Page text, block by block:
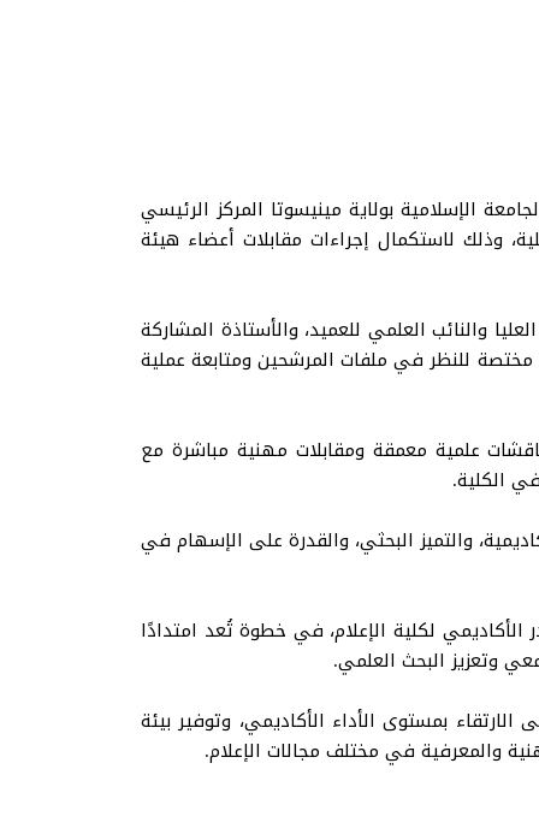
الإسلامية بولاية مينيسوتا المركز الرئيسي
عميد الكلية، وذلك لاستكمال إجراءات مقابلات أعضاء هيئة
والنائب العلمي للعميد، والأستاذة المشاركة
مختصة للنظر في ملفات المرشحين ومتابعة عملية
علمية معمقة ومقابلات مهنية مباشرة مع
الكلية.
والتميز البحثي، والقدرة على الإسهام في
لكلية الإعلام، في خطوة تُعد امتدادًا
وتعزيز البحث العلمي.
بمستوى الأداء الأكاديمي، وتوفير بيئة
والمعرفية في مختلف مجالات الإعلام.